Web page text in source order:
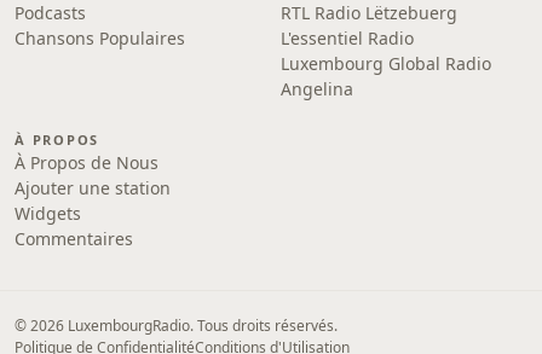
Podcasts
Chansons Populaires
RTL Radio Lëtzebuerg
L'essentiel Radio
Luxembourg Global Radio
Angelina
À PROPOS
À Propos de Nous
Ajouter une station
Widgets
Commentaires
© 2026 LuxembourgRadio. Tous droits réservés.
Politique de ConfidentialitéConditions d'Utilisation